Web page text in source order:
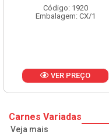
Código: 1920
Embalagem: CX/1
VER PREÇO
Carnes Variadas
Veja mais